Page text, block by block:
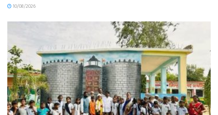
10/08/2026